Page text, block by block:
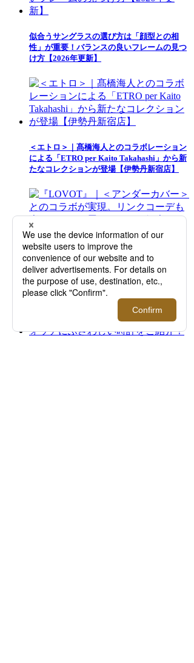
似合うサングラスの選び方は「顔型との相
性」が重要！バランスの良いフレームの見つ
け方【2026年更新】
＜エトロ＞｜髙橋海人とのコラボレーション
による「ETRO per Kaito Takahashi」から新
たなコレクションが登場【伊勢丹新宿店】
『LOVOT』｜＜アンダーカバー＞とのコラ
ボが実現。リンクコーデも楽しめるヒト用ウ
ェアもご紹介！【伊勢丹新宿店】